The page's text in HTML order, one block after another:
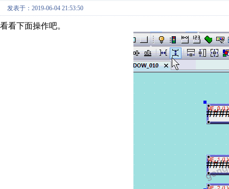
发表于：2019-06-04 21:53:50
看看下面操作吧。